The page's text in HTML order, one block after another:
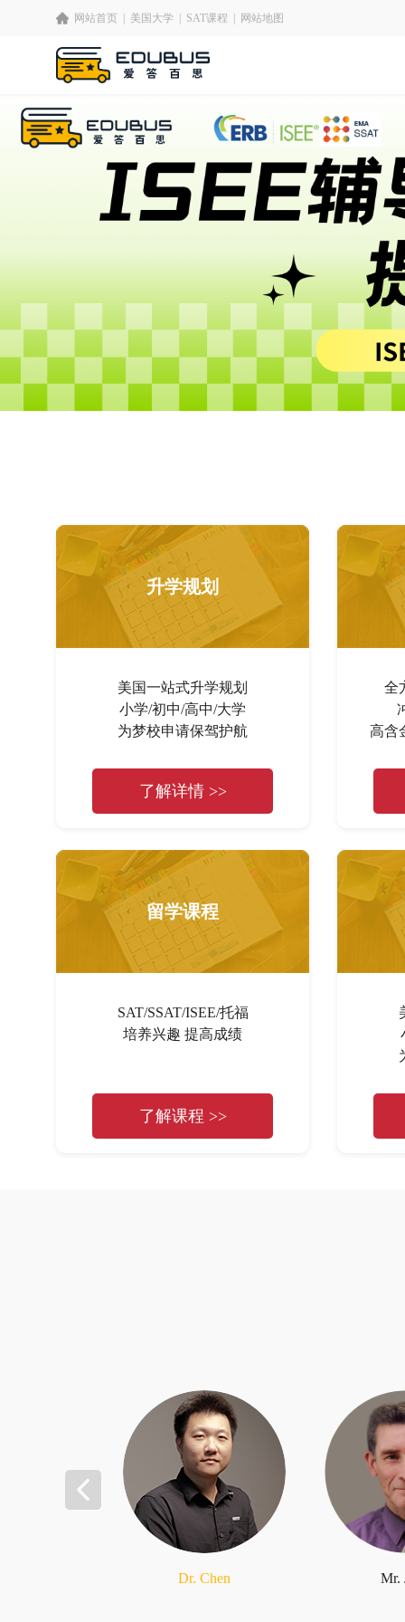
网站首页 美国大学 SAT课程 网站地图
升学规划
美国一站式升学规划
小学/初中/高中/大学
为梦校申请保驾护航
了解详情 >>
全
高含
留学课程
SAT/SSAT/ISEE/托福
培养兴趣 提高成绩
了解课程 >>
Dr. Chen Mr.